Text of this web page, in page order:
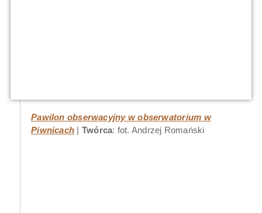
Pawilon obserwacyjny w obserwatorium w
Piwnicach
Twórca: fot. Andrzej Romański